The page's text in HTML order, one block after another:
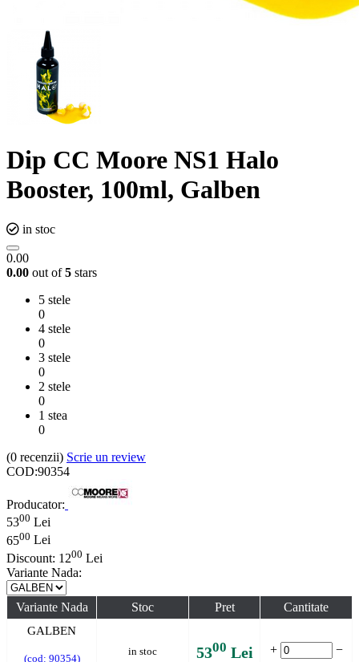
Dip CC Moore NS1 Halo
Booster, 100ml, Galben
in stoc
0.00
0.00 out of5 stars
5 stele
0
4 stele
0
3 stele
0
2 stele
0
1 stea
0
(0 recenzii) Scrie un review
COD:90354
Producator:
5300 Lei
6500 Lei
Discount: 1200 Lei
Variante Nada:
Variante Nada Stoc Pret Cantitate
GALBEN
(cod: 90354)
in stoc 5300 Lei + −